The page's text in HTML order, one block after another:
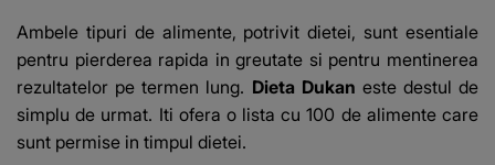
Ambele tipuri de alimente, potrivit dietei, sunt esentiale
pentru pierderea rapida in greutate si pentru mentinerea
rezultatelor pe termen lung. Dieta Dukan este destul de
simplu de urmat. Iti ofera o lista cu 100 de alimente care
sunt permise in timpul dietei.